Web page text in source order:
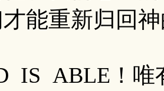
能重新归回
ABLE！唯有